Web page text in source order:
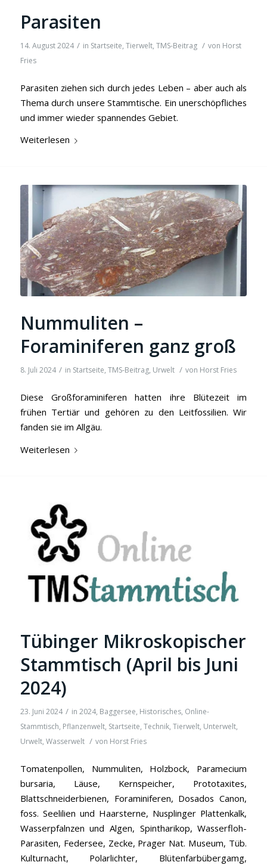
Parasiten
14. August 2024 / in Startseite, Tierwelt, TMS-Beitrag / von Horst
Fries
Parasiten ziehen sich durch jedes Leben – aber auch als
Thema durch unsere Stammtische. Ein unerschöpfliches
und immer wieder spannendes Gebiet.
Weiterlesen
Nummuliten –
Foraminiferen ganz groß
8. Juli 2024 / in Startseite, TMS-Beitrag, Urwelt / von Horst Fries
Diese Großforaminiferen hatten ihre Blütezeit im
frühen Tertiär und gehören zu den Leitfossilien. Wir
fanden sie im Allgäu.
Weiterlesen
Tübinger Mikroskopischer
Stammtisch (April bis Juni
2024)
23. Juni 2024 / in 2024, Baggersee, Historisches, Online-
Stammtisch, Pflanzenwelt, Startseite, Technik, Tierwelt, Unterwelt,
Urwelt, Wasserwelt / von Horst Fries
Tomatenpollen, Nummuliten, Holzbock, Paramecium
bursaria, Läuse, Kernspeicher, Prototaxites,
Blattschneiderbienen, Foraminiferen, Dosados Canon,
foss. Seelilien und Haarsterne, Nusplinger Plattenkalk,
Wasserpfalnzen und Algen, Spintharikop, Wasserfloh-
Parasiten, Federsee, Zecke, Prager Nat. Museum, Tüb.
Kulturnacht, Polarlichter, Blütenfarbübergamg,